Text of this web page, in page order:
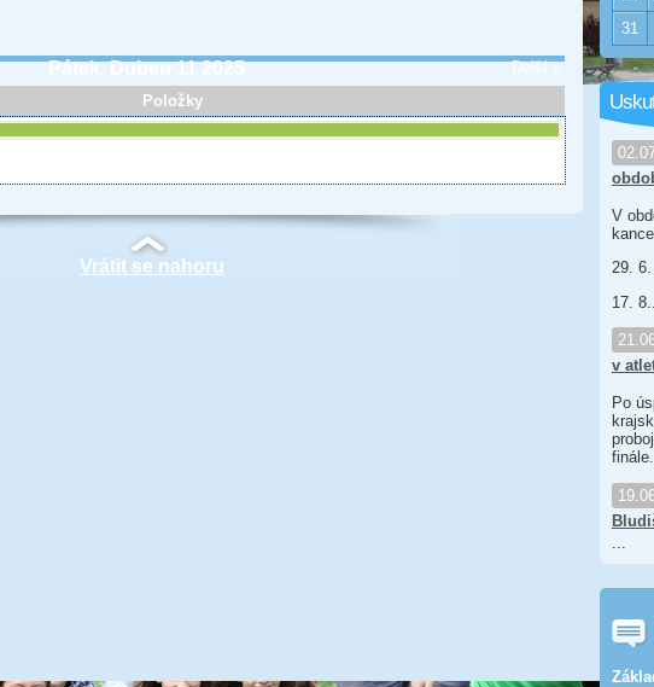
Pátek, Duben 11 2025
Další »
Položky
Vrátit se nahoru
31
V
29.
17. 8...
v
Po